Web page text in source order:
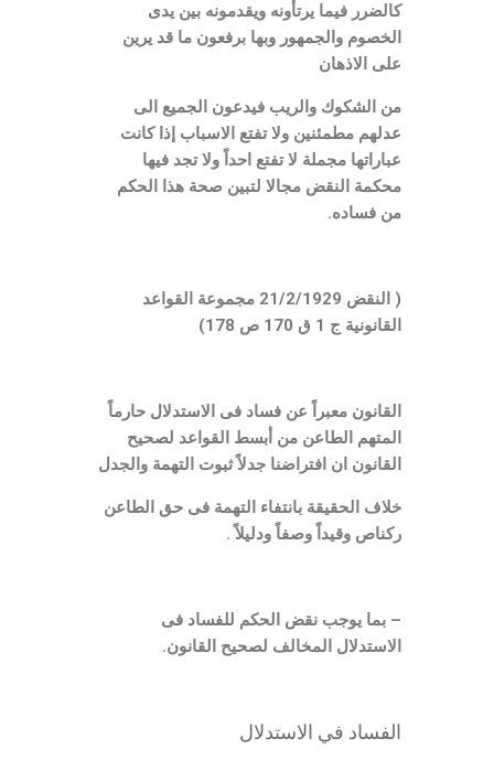
كالضرر فيما يرتأونه ويقدمونه بين يدى
الخصوم والجمهور وبها برفعون ما قد يرين
على الاذهان
من الشكوك والريب فيدعون الجميع الى
عدلهم مطمئنين ولا تفتع الاسباب إذا كانت
عباراتها مجملة لا تفتع احداً ولا تجد فيها
محكمة النقض مجالا لتبين صحة هذا الحكم
من فساده.
( النقض 21/2/1929 مجموعة القواعد
القانونية ج 1 ق 170 ص 178)
القانون معبراً عن فساد فى الاستدلال حارماً
المتهم الطاعن من أبسط القواعد لصحيح
القانون ان افتراضنا جدلاً ثبوت التهمة والجدل
خلاف الحقيقة بانتفاء التهمة فى حق الطاعن
ركناص وقيداً وصفاً ودليلاً .
– بما يوجب نقض الحكم للفساد فى
الاستدلال المخالف لصحيح القانون.
الفساد في الاستدلال